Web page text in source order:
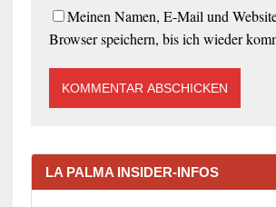
Meinen Namen, E-Mail und
Browser speichern, bis ich wieder
LA PALMA INSIDER-INFOS